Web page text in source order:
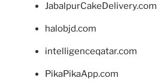
JabalpurCakeDelivery.com
halobjd.com
intelligenceqatar.com
PikaPikaApp.com